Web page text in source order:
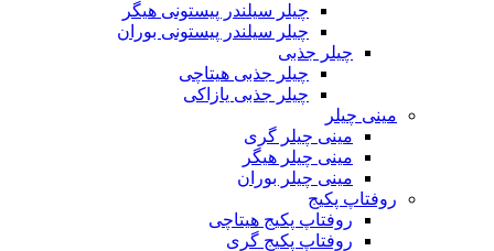
چیلر سیلندر پیستونی هیگر
چیلر سیلندر پیستونی بوران
چیلر جذبی
چیلر جذبی هیتاچی
چیلر جذبی یازاکی
مینی چیلر
مینی چیلر گری
مینی چیلر هیگر
مینی چیلر بوران
روفتاپ پکیج
روفتاپ پکیج هیتاچی
روفتاپ پکیج گری